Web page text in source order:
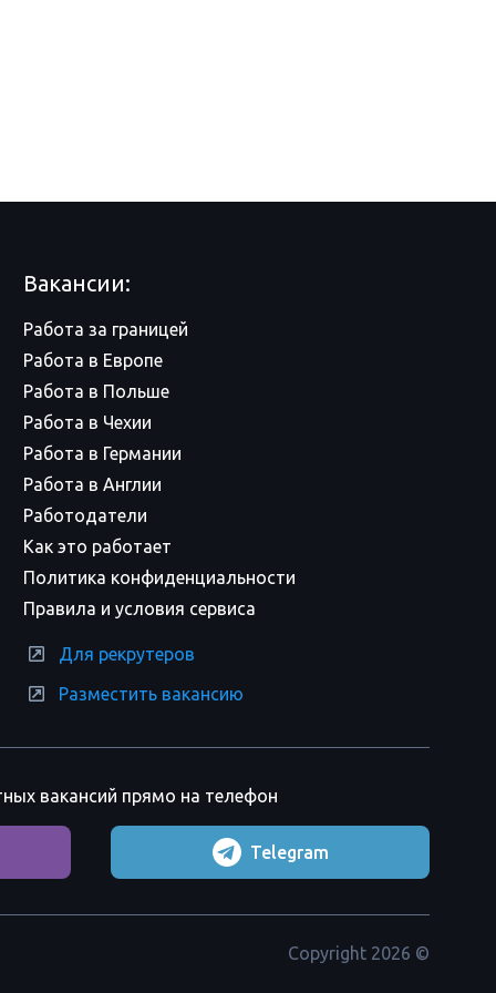
Вакансии:
Работа за границей
Работа в Европе
Работа в Польше
Работа в Чехии
Работа в Германии
Работа в Англии
Работодатели
Как это работает
Политика конфиденциальности
Правила и условия сервиса
Для рекрутеров
Разместить вакансию
вакансий прямо на телефон
Telegram
Copyright 2026 ©